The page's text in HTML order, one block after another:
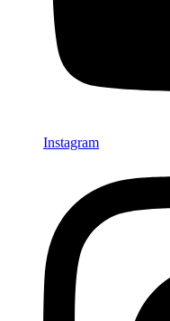
Instagram